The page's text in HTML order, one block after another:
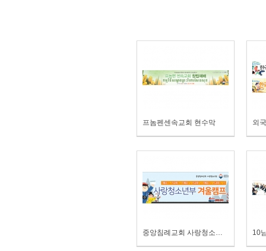
프놈펜센속교회 현수막
중앙침례교회 사랑청소년부 겨울캠프현수막